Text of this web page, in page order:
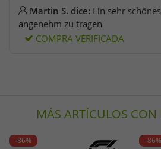
Martin S. dice: Ein sehr
angenehm zu tragen
COMPRA VERIFICADA
MÁS ARTÍCULOS CON
-86% -86%